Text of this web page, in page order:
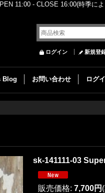
11:00 - CLOSE 16:00(時季に
ログイン 新規登
Blog お問い合わせ ログ
sk-141111-03
販売価格: 7,700円